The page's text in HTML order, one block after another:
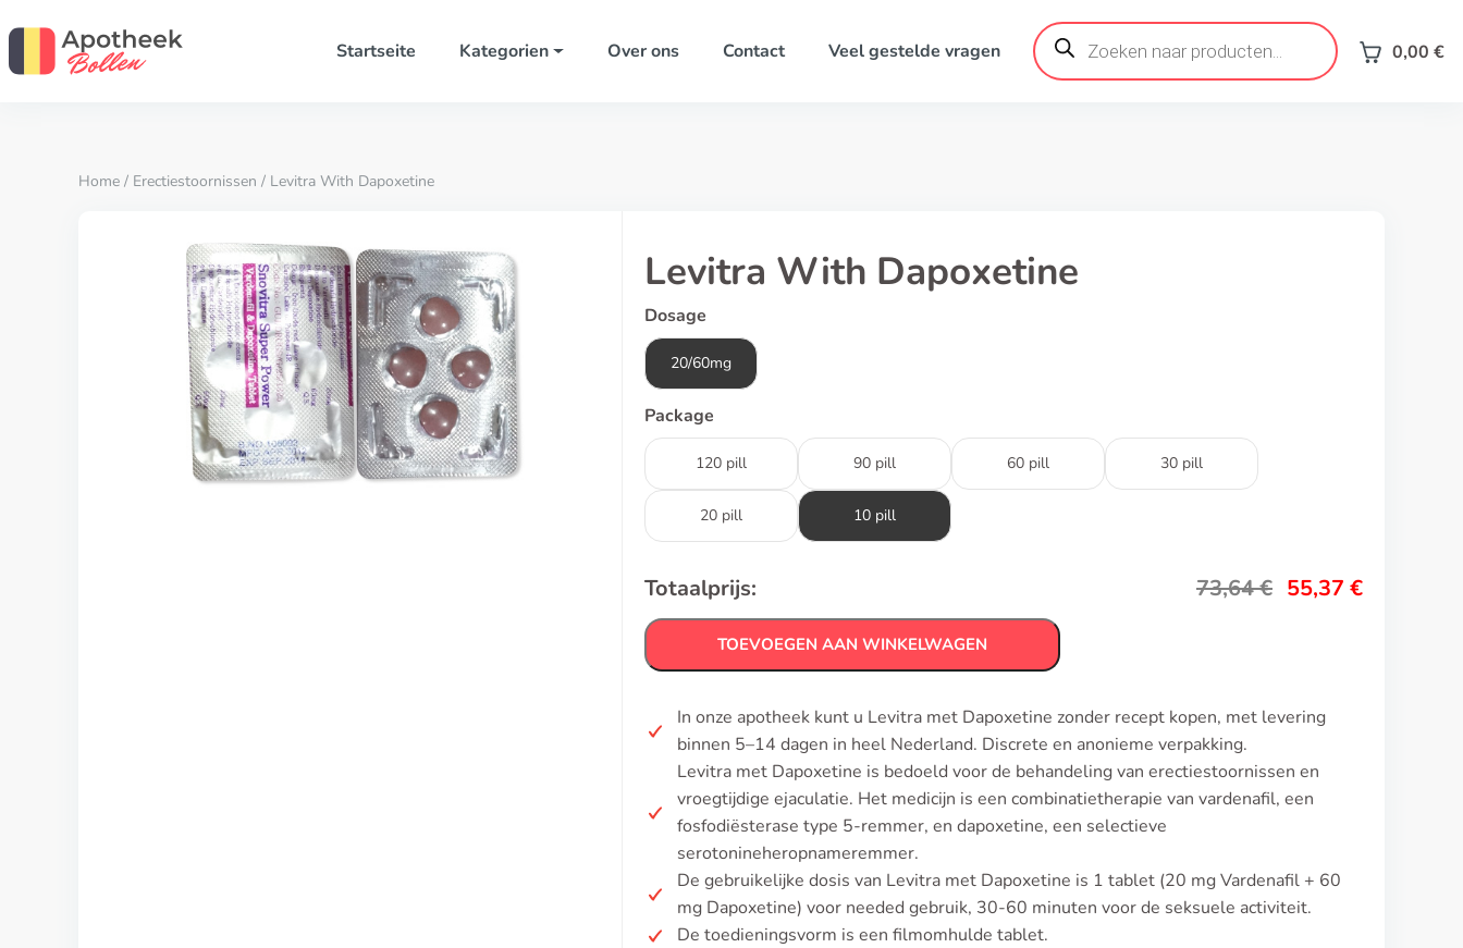
Startseite Kategorien Over ons Contact Veel gestelde vragen
Products
search 0,00 €
Home / Erectiestoornissen / Levitra With Dapoxetine
Levitra With Dapoxetine
Dosage
20/60mg
Package
120 pill 90 pill 60 pill 30 pill
20 pill 10 pill
Totaalprijs: 73,64€ 55,37 €
TOEVOEGEN AAN WINKELWAGEN
In onze apotheek kunt u Levitra met Dapoxetine zonder recept kopen, met levering
binnen 5–14 dagen in heel Nederland. Discrete en anonieme verpakking.
Levitra met Dapoxetine is bedoeld voor de behandeling van erectiestoornissen en
vroegtijdige ejaculatie. Het medicijn is een combinatietherapie van vardenafil, een
fosfodiësterase type 5-remmer, en dapoxetine, een selectieve
serotonineheropnameremmer.
De gebruikelijke dosis van Levitra met Dapoxetine is 1 tablet (20 mg Vardenafil + 60
mg Dapoxetine) voor needed gebruik, 30-60 minuten voor de seksuele activiteit.
De toedieningsvorm is een filmomhulde tablet.